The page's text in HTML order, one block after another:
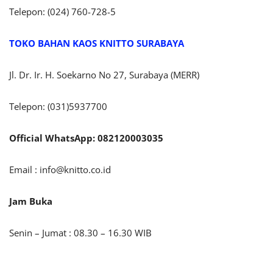
Telepon: (024) 760-728-5
TOKO BAHAN KAOS KNITTO SURABAYA
Jl. Dr. Ir. H. Soekarno No 27, Surabaya (MERR)
Telepon: (031)5937700
Official WhatsApp: 082120003035
Email : info@knitto.co.id
Jam Buka
Senin – Jumat : 08.30 – 16.30 WIB